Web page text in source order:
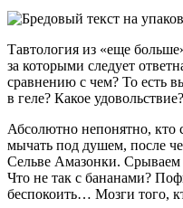
Тавтология из «еще
за которыми следует
сравнению с чем? То есть
в геле? Какое удовольствие?
Абсолютно непонятно, кто
мычать под душем, после
Сельве Амазонки.
Что не так с бананами?
беспокоить… Мозги того,